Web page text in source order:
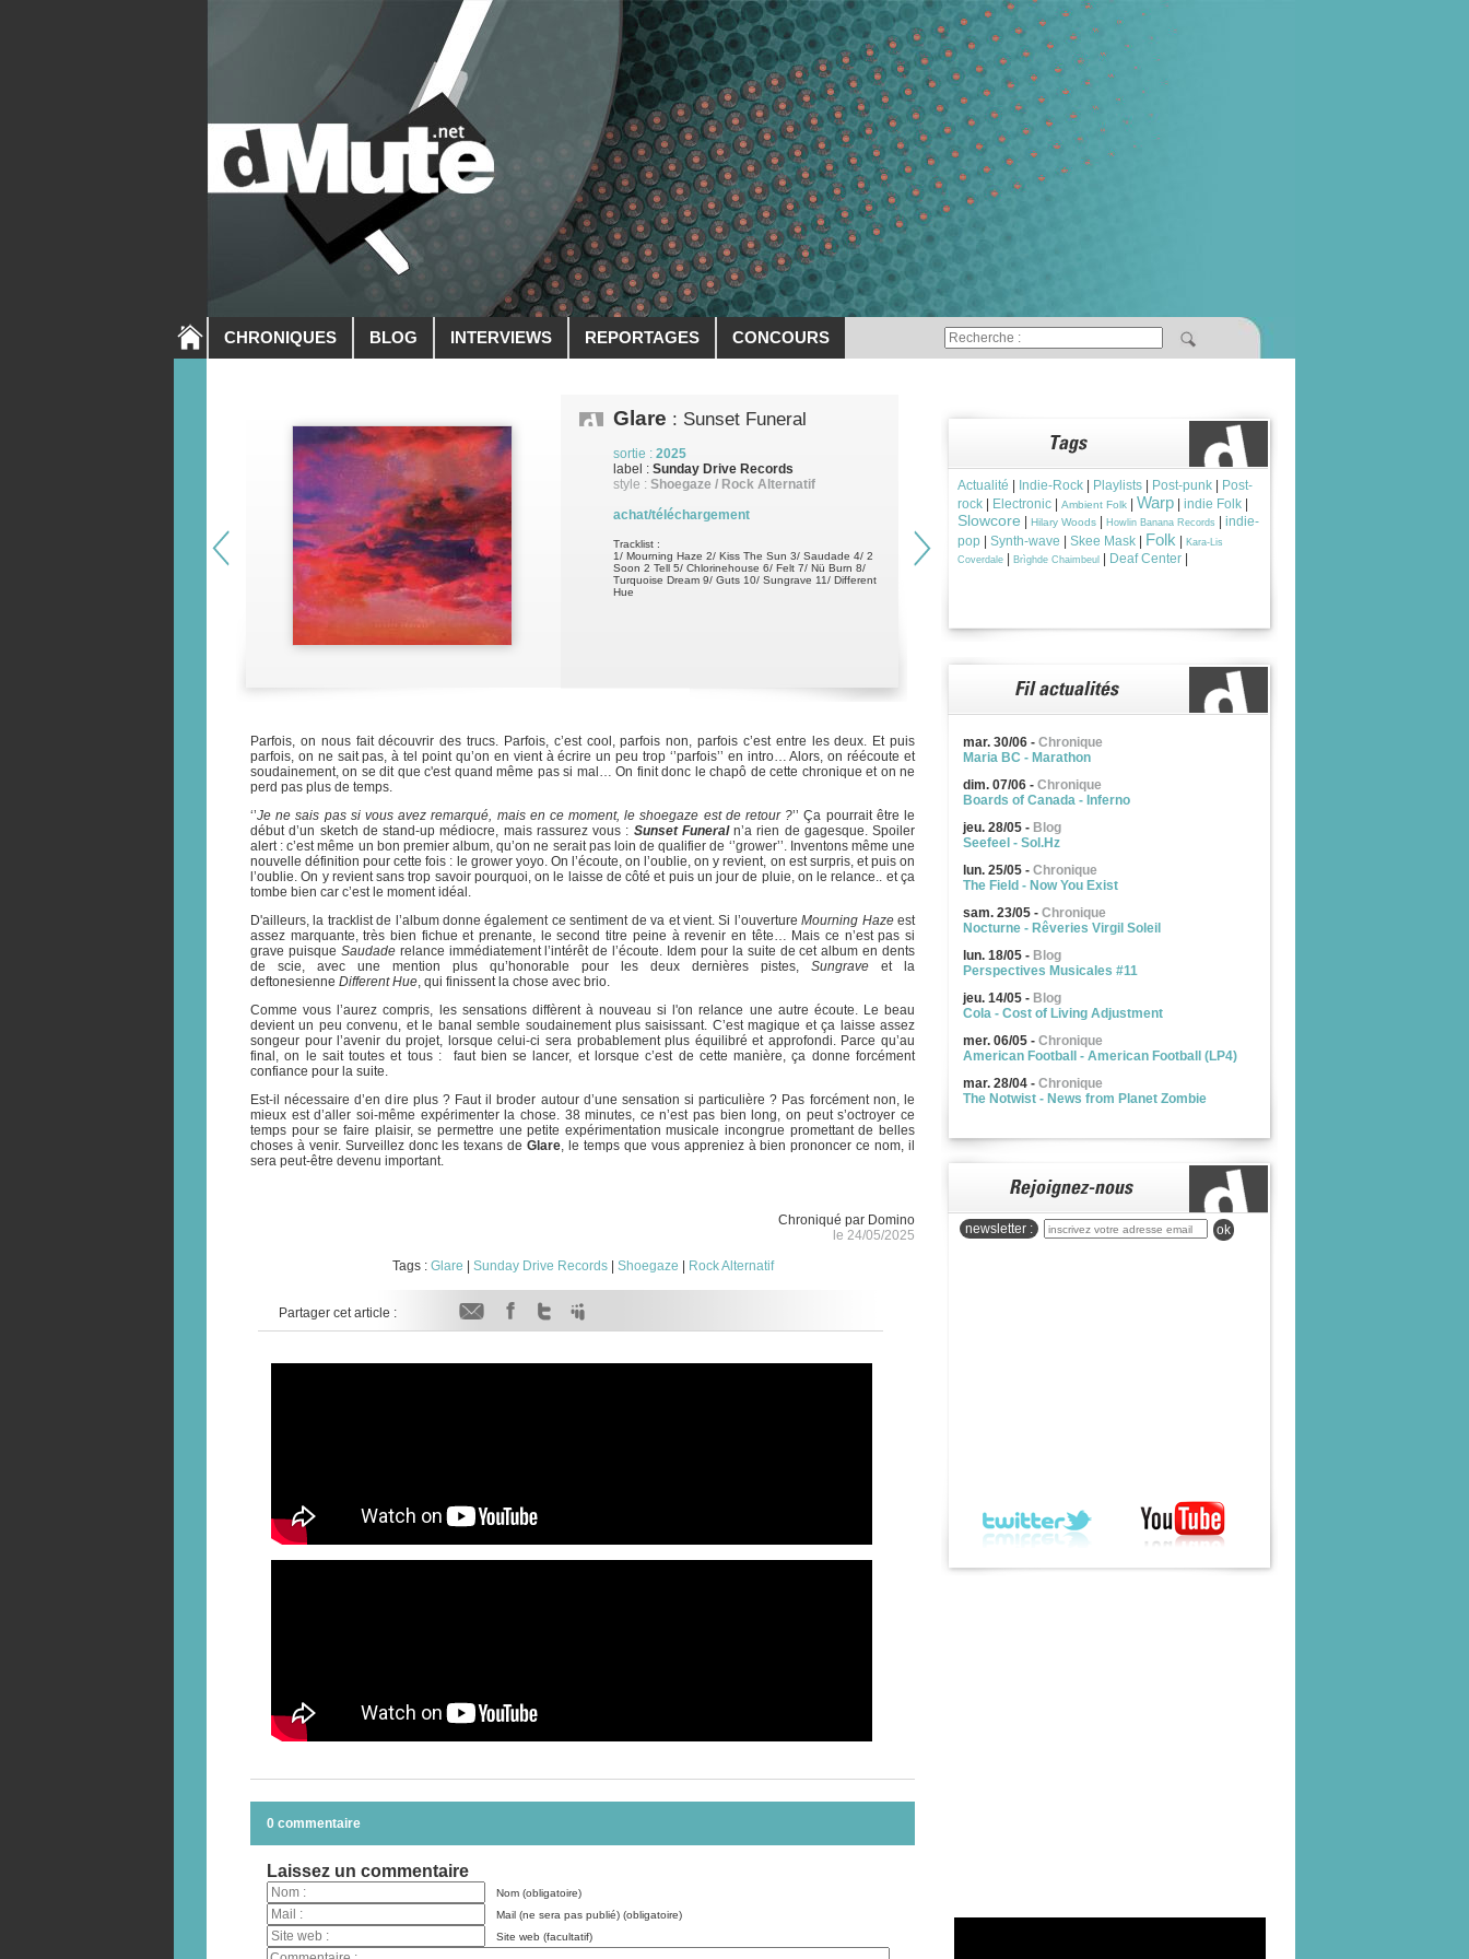
CHRONIQUES BLOG INTERVIEWS REPORTAGES CONCOURS
Glare : Sunset Funeral
sortie : 2025
label : Sunday Drive Records
style : Shoegaze / Rock Alternatif
achat/téléchargement
Tracklist :
1/ Mourning Haze 2/ Kiss The Sun 3/ Saudade 4/ 2
Soon 2 Tell 5/ Chlorinehouse 6/ Felt 7/ Nü Burn 8/
Turquoise Dream 9/ Guts 10/ Sungrave 11/ Different
Hue
Parfois, on nous fait découvrir des trucs. Parfois, c’est cool, parfois non, parfois c’est entre les deux. Et puis
parfois, on ne sait pas, à tel point qu’on en vient à écrire un peu trop ‘’parfois’’ en intro… Alors, on réécoute et
soudainement, on se dit que c'est quand même pas si mal… On finit donc le chapô de cette chronique et on ne
perd pas plus de temps.
‘’Je ne sais pas si vous avez remarqué, mais en ce moment, le shoegaze est de retour ?’’ Ça pourrait être le
début d’un sketch de stand-up médiocre, mais rassurez vous : Sunset Funeraln’a rien de gagesque. Spoiler
alert : c’est même un bon premier album, qu’on ne serait pas loin de qualifier de ‘’grower’’. Inventons même une
nouvelle définition pour cette fois : le grower yoyo. On l’écoute, on l’oublie, on y revient, on est surpris, et puis on
l’oublie. On y revient sans trop savoir pourquoi, on le laisse de côté et puis un jour de pluie, on le relance.. et ça
tombe bien car c’est le moment idéal.
D'ailleurs, la tracklist de l’album donne également ce sentiment de va et vient. Si l’ouvertureMourning Hazeest
assez marquante, très bien fichue et prenante, le second titre peine à revenir en tête… Mais ce n’est pas si
grave puisque Saudaderelance immédiatement l’intérêt de l’écoute. Idem pour la suite de cet album en dents
de scie, avec une mention plus qu’honorable pour les deux dernières pistes, Sungrave et la
deftonesienne Different Hue, qui finissent la chose avec brio.
Comme vous l’aurez compris, les sensations diffèrent à nouveau si l'on relance une autre écoute. Le beau
devient un peu convenu, et le banal semble soudainement plus saisissant. C’est magique et ça laisse assez
songeur pour l’avenir du projet, lorsque celui-ci sera probablement plus équilibré et approfondi. Parce qu’au
final, on le sait toutes et tous : faut bien se lancer, et lorsque c’est de cette manière, ça donne forcément
confiance pour la suite.
Est-il nécessaire d’en dire plus ? Faut il broder autour d’une sensation si particulière ? Pas forcément non, le
mieux est d’aller soi-même expérimenter la chose. 38 minutes, ce n’est pas bien long, on peut s’octroyer ce
temps pour se faire plaisir, se permettre une petite expérimentation musicale incongrue promettant de belles
choses à venir. Surveillez donc les texans deGlare, le temps que vous appreniez à bien prononcer ce nom, il
sera peut-être devenu important.
Chroniqué par Domino
le 24/05/2025
Tags : Glare Sunday Drive Records| Shoegaze Rock Alternatif
Partager cet article :
0 commentaire
Laissez un commentaire
Nom (obligatoire)
Mail (ne sera pas publié) (obligatoire)
Site web (facultatif)
Actualité Indie-Rock Playlists Post-punk
Post-
rock
Electronic Ambient Folk Warp indie Folk
Slowcore Hilary Woods Howlin Banana Records
indie-
pop
Synth-wave Skee Mask Folk
Kara-Lis
Coverdale
Brìghde Chaimbeul Deaf Center
mar. 30/06 - Chronique
Maria BC - Marathon
dim. 07/06 - Chronique
Boards of Canada - Inferno
jeu. 28/05 - Blog
Seefeel - Sol.Hz
lun. 25/05 - Chronique
The Field - Now You Exist
sam. 23/05 - Chronique
Nocturne - Rêveries Virgil Soleil
lun. 18/05 - Blog
Perspectives Musicales #11
jeu. 14/05 - Blog
Cola - Cost of Living Adjustment
mer. 06/05 - Chronique
American Football - American Football (LP4)
mar. 28/04 - Chronique
The Notwist - News from Planet Zombie
newsletter : ok